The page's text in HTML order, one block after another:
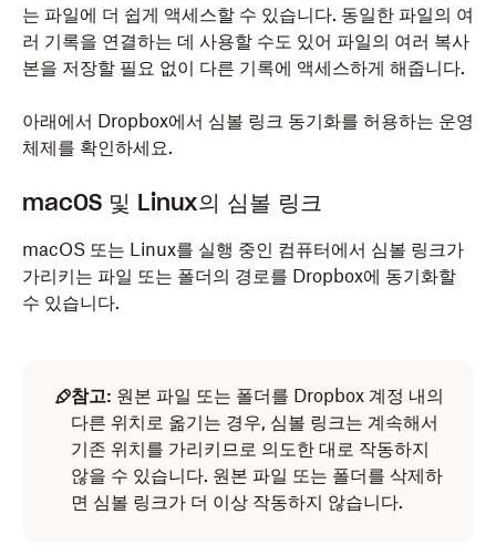
는 파일에 더 쉽게 액세스할 수 있습니다. 동일한 파일의 여
러 기록을 연결하는 데 사용할 수도 있어 파일의 여러 복사
본을 저장할 필요 없이 다른 기록에 액세스하게 해줍니다.
아래에서 Dropbox에서 심볼 링크 동기화를 허용하는 운영
체제를 확인하세요.
macOS 및 Linux의 심볼 링크
macOS 또는 Linux를 실행 중인 컴퓨터에서 심볼 링크가
가리키는 파일 또는 폴더의 경로를 Dropbox에 동기화할
수 있습니다.
참고: 원본 파일 또는 폴더를 Dropbox 계정 내의
다른 위치로 옮기는 경우, 심볼 링크는 계속해서
기존 위치를 가리키므로 의도한 대로 작동하지
않을 수 있습니다. 원본 파일 또는 폴더를 삭제하
면 심볼 링크가 더 이상 작동하지 않습니다.